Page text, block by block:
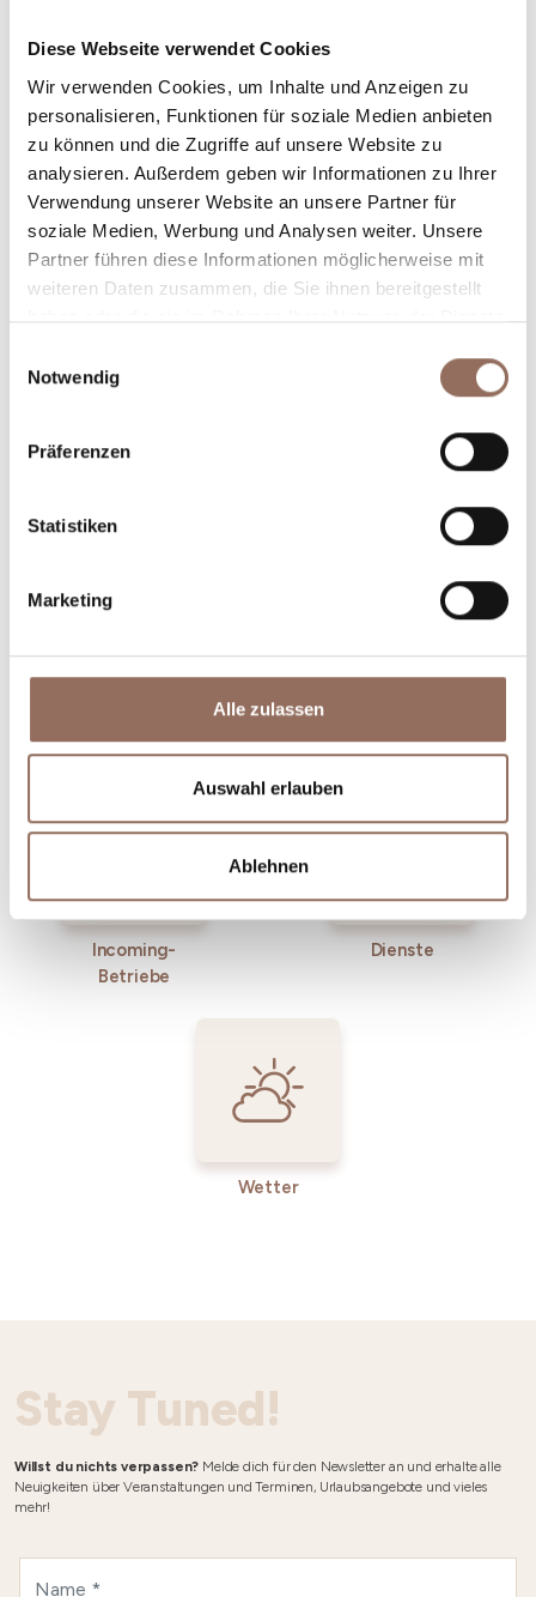
Diese Webseite verwendet Cookies
Wir verwenden Cookies, um Inhalte und Anzeigen zu
personalisieren, Funktionen für soziale Medien anbieten
zu können und die Zugriffe auf unsere Website zu
analysieren. Außerdem geben wir Informationen zu Ihrer
Verwendung unserer Website an unsere Partner für
soziale Medien, Werbung und Analysen weiter. Unsere
Partner führen diese Informationen möglicherweise mit
weiteren Daten zusammen, die Sie ihnen bereitgestellt
haben oder die sie im Rahmen Ihrer Nutzung der Dienste
Notwendig
Präferenzen
Statistiken
Marketing
Alle zulassen
Auswahl erlauben
Ablehnen
Anzahl Badezimmer:5
Beds number:8
Plane, wo du übernachtest und isst, was du in jedem
Winkel des Langhe Monferrato Roero unternehmen
willst, mit einem Blick aufs Wetter in Echtzeit.
Trinken
Incoming-
Betriebe
Dienste
Wetter
Stay Tuned!
Willst du nichts verpassen? Melde dich für den Newsletter an und erhalte alle
Neuigkeiten über Veranstaltungen und Terminen, Urlaubsangebote und vieles
mehr!